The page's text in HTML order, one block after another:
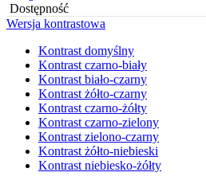
Dostępność
Wersja kontrastowa
Kontrast domyślny
Kontrast czarno-biały
Kontrast biało-czarny
Kontrast żółto-czarny
Kontrast czarno-żółty
Kontrast czarno-zielony
Kontrast zielono-czarny
Kontrast żółto-niebieski
Kontrast niebiesko-żółty